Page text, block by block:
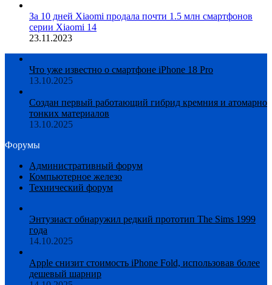
За 10 дней Xiaomi продала почти 1.5 млн смартфонов
серии Xiaomi 14
23.11.2023
Что уже известно о смартфоне iPhone 18 Pro
13.10.2025
Создан первый работающий гибрид кремния и атомарно
тонких материалов
13.10.2025
Форумы
Административный форум
Компьютерное железо
Технический форум
Энтузиаст обнаружил редкий прототип The Sims 1999
года
14.10.2025
Apple снизит стоимость iPhone Fold, использовав более
дешевый шарнир